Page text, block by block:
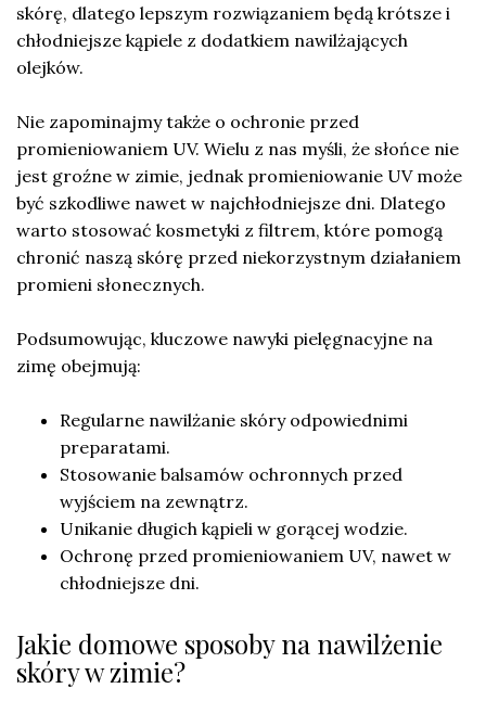
skórę, dlatego lepszym rozwiązaniem będą krótsze i
chłodniejsze kąpiele z dodatkiem nawilżających
olejków.
Nie zapominajmy także o ochronie przed
promieniowaniem UV. Wielu z nas myśli, że słońce nie
jest groźne w zimie, jednak promieniowanie UV może
być szkodliwe nawet w najchłodniejsze dni. Dlatego
warto stosować kosmetyki z filtrem, które pomogą
chronić naszą skórę przed niekorzystnym działaniem
promieni słonecznych.
Podsumowując, kluczowe nawyki pielęgnacyjne na
zimę obejmują:
Regularne nawilżanie skóry odpowiednimi
preparatami.
Stosowanie balsamów ochronnych przed
wyjściem na zewnątrz.
Unikanie długich kąpieli w gorącej wodzie.
Ochronę przed promieniowaniem UV, nawet w
chłodniejsze dni.
Jakie domowe sposoby na nawilżenie
skóry w zimie?